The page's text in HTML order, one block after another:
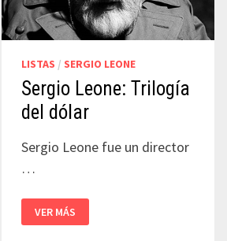
LISTAS / SERGIO LEONE
Sergio Leone: Trilogía
del dólar
Sergio Leone fue un director
…
SERGIO
LEONE:
TRILOGÍA
VER MÁS